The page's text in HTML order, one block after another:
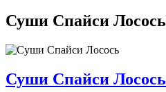
Суши Спайси Лосось
Суши Спайси Лосось